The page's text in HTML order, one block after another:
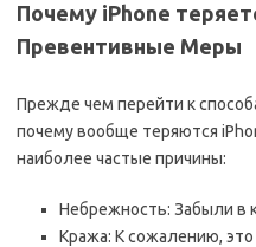
Почему iPhone
Превентивные Меры
Прежде чем перейти к
почему вообще теряются
наиболее частые причины:
Небрежность: Забыли в
Кража: К сожалению, это